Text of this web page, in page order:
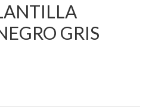
GRIS